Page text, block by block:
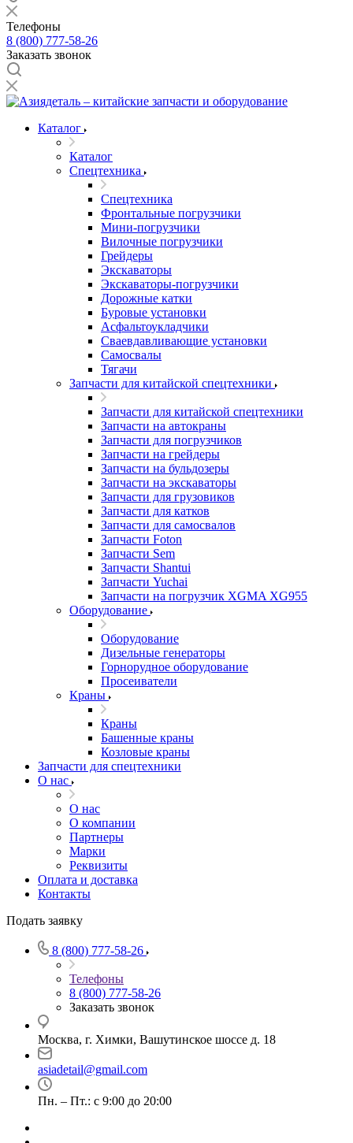
Телефоны
8 (800) 777-58-26
Заказать звонок
Каталог
Каталог
Спецтехника
Спецтехника
Фронтальные погрузчики
Мини-погрузчики
Вилочные погрузчики
Грейдеры
Экскаваторы
Экскаваторы-погрузчики
Дорожные катки
Буровые установки
Асфальтоукладчики
Сваевдавливающие установки
Самосвалы
Тягачи
Запчасти для китайской спецтехники
Запчасти для китайской спецтехники
Запчасти на автокраны
Запчасти для погрузчиков
Запчасти на грейдеры
Запчасти на бульдозеры
Запчасти на экскаваторы
Запчасти для грузовиков
Запчасти для катков
Запчасти для самосвалов
Запчасти Foton
Запчасти Sem
Запчасти Shantui
Запчасти Yuchai
Запчасти на погрузчик XGMA XG955
Оборудование
Оборудование
Дизельные генераторы
Горнорудное оборудование
Просеиватели
Краны
Краны
Башенные краны
Козловые краны
Запчасти для спецтехники
О нас
О нас
О компании
Партнеры
Марки
Реквизиты
Оплата и доставка
Контакты
Подать заявку
8 (800) 777-58-26
Телефоны
8 (800) 777-58-26
Заказать звонок
Москва, г. Химки, Вашутинское шоссе д. 18
asiadetail@gmail.com
Пн. – Пт.: с 9:00 до 20:00